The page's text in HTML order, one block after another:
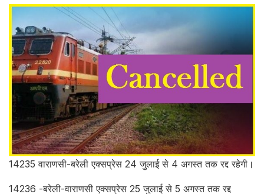
14235 वाराणसी-बरेली एक्सप्रेस 24 जुलाई से 4 अगस्त तक रद्द रहेगी।
14236 -बरेली-वाराणसी एक्सप्रेस 25 जुलाई से 5 अगस्त तक रद्द